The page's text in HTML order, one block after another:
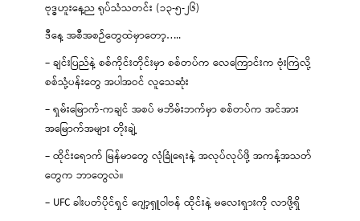
ဗုဒ္ဓဟူးနေ့ည ရုပ်သံသတင်း (၁၃-၅-၂၆)
ဒီနေ့ အစီအစဉ်တွေထဲမှာတော့…..
– ချင်းပြည်နဲ့ စစ်ကိုင်းတိုင်းမှာ စစ်တပ်က လေကြောင်းက ဗုံးကြဲလို့
စစ်သုံ့ပန်းတွေ အပါအဝင် လူသေဆုံး
– ရှမ်းမြောက်-ကချင် အစပ် မဘိမ်းဘက်မှာ စစ်တပ်က အင်အား
အမြောက်အများ တိုးချဲ့
– ထိုင်းရောက် မြန်မာတွေ လုံခြုံရေးနဲ့ အလုပ်လုပ်ဖို့ အကန့်အသတ်
တွေက ဘာတွေလဲ။
– UFC ခါးပတ်ပိုင်ရှင် ဂျော့ရှူဝါဗန် ထိုင်းနဲ့ မလေးရှားကို လာဖို့ရှိ